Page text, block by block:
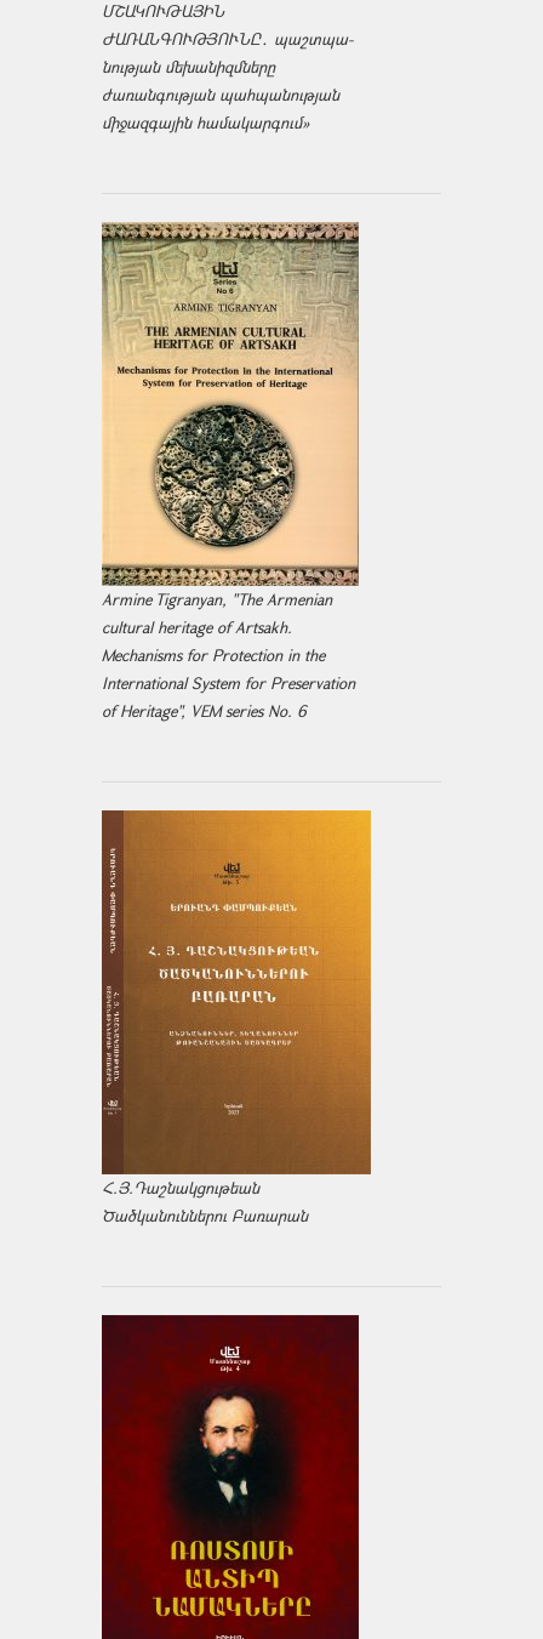
ՄՇԱԿՈՒԹԱՅԻՆ
ԺԱՌԱՆԳՈՒԹՅՈՒՆԸ․ պաշտպա­
նության մեխանիզմները
ժառանգության պահպանության
միջազ­գային համակարգում»
Armine Tigranyan, "The Armenian
cultural heritage of Artsakh.
Mechanisms for Protection in the
International System for Preservation
of Heritage", VEM series No. 6
Հ.Յ.Դաշնակցութեան
Ծածկանուններու Բառարան